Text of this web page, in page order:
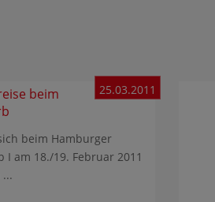
beim
25.03.2011
beim Hamburger
I am 18./19. Februar 2011